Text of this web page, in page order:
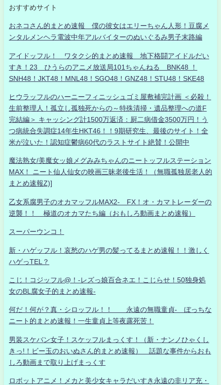
おすすめサイト
おネコさん的まとめ速報 僕の彼女はエリーちゃん人形！豆腐メ
ンタルメンヘラ電波中年アルバイターのぬいぐるみ男子末路編
アイドッフル！ ワタクシ的まとめ速報 地下格闘アイドルだい
すき！23 ひうらのアニメ放送局101ちゃんねる BNK48 ！
SNH48！JKT48！MNL48！SGO48！GNZ48！STU48！SKE48
ヒウラッフルのハーニーフィニッシュゴミ屋敷補完計画 ＜必殺！
生前整理人！孤立し孤独死からの～特殊清掃・遺品整理への道F
完結編＞ キャッシング計1500万返済：厨二病借金3500万円！う
つ病統合失調症14年生HKT46！！9期研究生、最後のサイト！全
米が泣いた！認知症鬱病60代のラストサイト絶賛！公開中
魔法熟女/美魔女ッ娘メグみみちゃんのニートッフルステーション
MAX！ ニート仙人仙女の映画三昧老後生活！（無職孤独居老人的
まとめ速報Z)]
乙女系腐男子のオカマッフルMAX2- FX！オ・カマトレーダーの
逆襲！！ 極道のオカマたち編（おもしろ動画まとめ速報）
スーパーウンコ！
新・ハゲッフル！哀愁のハゲ男の髪ってるまとめ速報！！激しく
ハゲっTEL？
こじ！コジッフル@！-レズっ娘百合ネエ！こじらせ！50独身処
女のBL腐女子的まとめ速報-
何だ！何が？真・シロッフル！！ 永遠の無職童貞- ぼっちな
ニート的まとめ速報！一生童貞上等夜露死苦！
男装スケバン女子！スケッフルまっくす！（新・ナンノひゃくし
きっ!！ビー玉のおいぬさん的まとめ速報） 話題な事件からおも
しろ動画まで取り上げまっくす
ロボットアニメ！メカと美少女キャラだいすき永遠の非リア充・